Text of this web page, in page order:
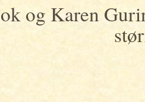
og Karen